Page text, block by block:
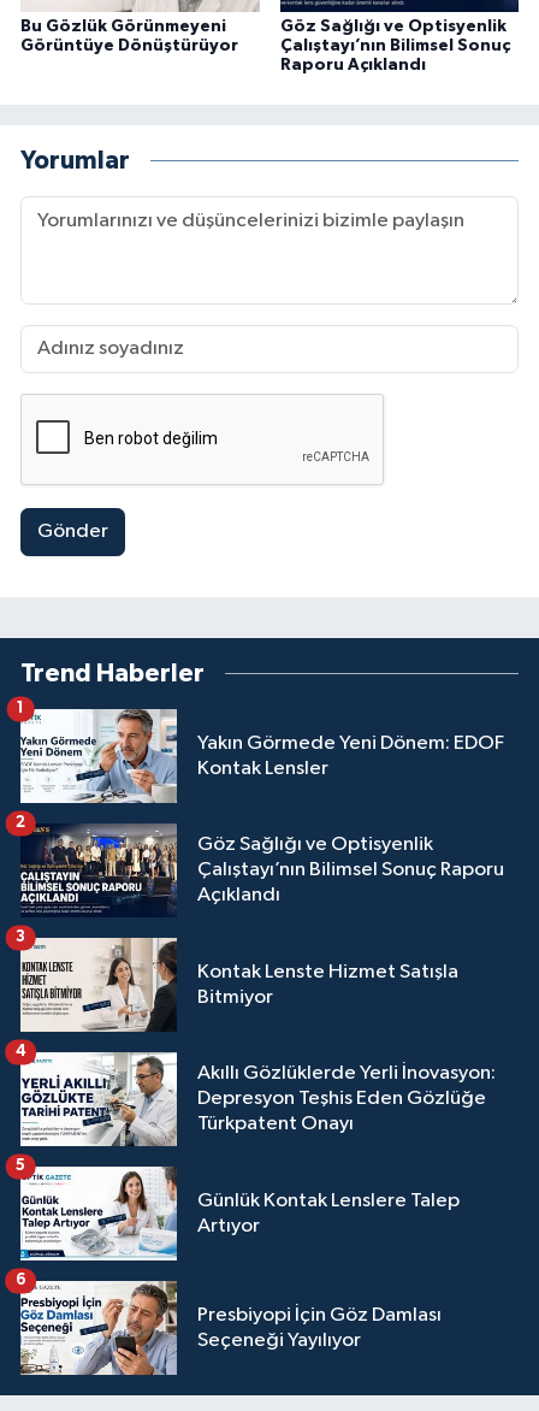
Bu Gözlük Görünmeyeni
Görüntüye Dönüştürüyor
Göz Sağlığı ve Optisyenlik
Çalıştayı’nın Bilimsel Sonuç
Raporu Açıklandı
Yorumlar
Gönder
Trend Haberler
Yakın Görmede Yeni Dönem: EDOF
Kontak Lensler
1
Göz Sağlığı ve Optisyenlik
Çalıştayı’nın Bilimsel Sonuç Raporu
Açıklandı
2
Kontak Lenste Hizmet Satışla
Bitmiyor
3
Akıllı Gözlüklerde Yerli İnovasyon:
Depresyon Teşhis Eden Gözlüğe
Türkpatent Onayı
4
Günlük Kontak Lenslere Talep
Artıyor
5
Presbiyopi İçin Göz Damlası
Seçeneği Yayılıyor
6